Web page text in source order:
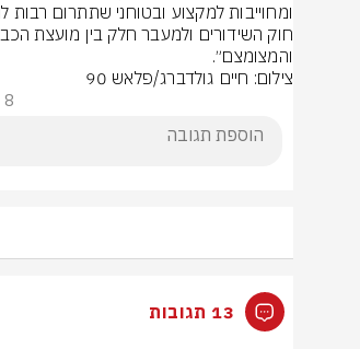
והמצומצם״.
צילום: חיים גולדברג/פלאש 90
8
13 תגובות